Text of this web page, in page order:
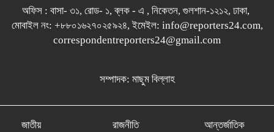
অফিস : বাসা- ৩১, রোড- ১, ব্লক - এ , নিকেতন, গুলশান-১২১২, ঢাকা,
মোবাইল নং: +৮৮০১৬২৭০২৫৯২৪, ইমেইল: info@reporters24.com,
correspondentreporters24@gmail.com
সম্পাদক: মাছুম বিল্লাহ
জাতীয় রাজনীতি আন্তর্জাতিক